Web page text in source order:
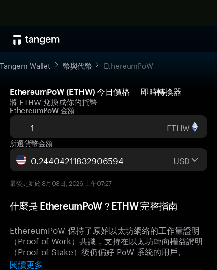
Tangem Wallet 幣與代幣 EthereumPoW
EthereumPoW (ETHW) 今日價格 — 即時轉換器
將 ETHW 兌換成你的貨幣
EthereumPoW 金額
ETHW
所選貨幣金額
USD
最後更新於 8月08日, 2026 上午07:27
什麼是 EthereumPoW？ETHW 完整指南
EthereumPoW 保持了原始以太坊網絡的工作量證明
（Proof of Work）共識，支持在以太坊轉向權益證明
（Proof of Stake）後仍偏好 PoW 系統的用戶。
閱讀更多